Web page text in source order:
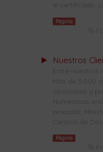
el certificado.
Página
Nuestros
Entre nuestros
Más de 5.000
opositores y
Numerosas
privadas:
Centros de
Página